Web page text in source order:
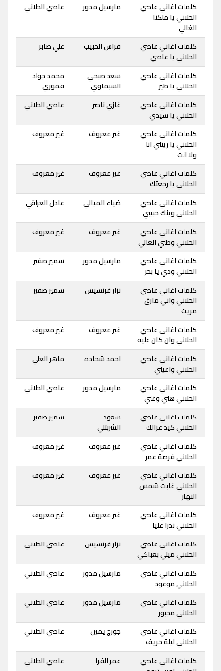
كلمات اغاني عاصي
الحلاني يا ملكنا
الغالي
مارسيل مدور عاصي الحلاني
كلمات اغاني عاصي
الحلاني يا عاصي
فراس الحبيب علي صابر
كلمات اغاني عاصي
الحلاني يا طير
سعد صبحي
السيماوي
محمد جواد
قموري
كلمات اغاني عاصي
الحلاني يا سيدي
غازي ناصر عاصي الحلاني
كلمات اغاني عاصي
الحلاني يا ريتني انا
ولا انت
غير معروف غير معروف
كلمات اغاني عاصي
الحلاني يا رجعتك
غير معروف غير معروف
كلمات اغاني عاصي
الحلاني وينك حبيبي
ضياء الميالي عادل العراقي
كلمات اغاني عاصي
الحلاني وطني الغالي
غير معروف غير معروف
كلمات اغاني عاصي
الحلاني ودي يا بحر
مارسيل مدور سمير صفير
كلمات اغاني عاصي
الحلاني واني مارق
مريت
نزار فرنسيس سمير صفير
كلمات اغاني عاصي
الحلاني وان كان عليه
غير معروف غير معروف
كلمات اغاني عاصي
الحلاني واعيني
احمد شحاده ماهر العلي
كلمات اغاني عاصي
الحلاني هني وغني
مارسيل مدور عاصي الحلاني
كلمات اغاني عاصي
الحلاني كيد عزالك
سعود
الشربتلي
سمير صفير
كلمات اغاني عاصي
الحلاني فرصة عمر
غير معروف غير معروف
كلمات اغاني عاصي
الحلاني غابت شمس
النهار
غير معروف غير معروف
كلمات اغاني عاصي
الحلاني ندرا عليا
غير معروف غير معروف
كلمات اغاني عاصي
الحلاني ميلي بعباكي
نزار فرنسيس عاصي الحلاني
كلمات اغاني عاصي
الحلاني موعود
مارسيل مدور عاصي الحلاني
كلمات اغاني عاصي
الحلاني مجبور
مارسيل مدور عاصي الحلاني
كلمات اغاني عاصي
الحلاني ليلة خريف
جورج يمين عاصي الحلاني
كلمات اغاني عاصي
عمر الفرا عاصي الحلاني